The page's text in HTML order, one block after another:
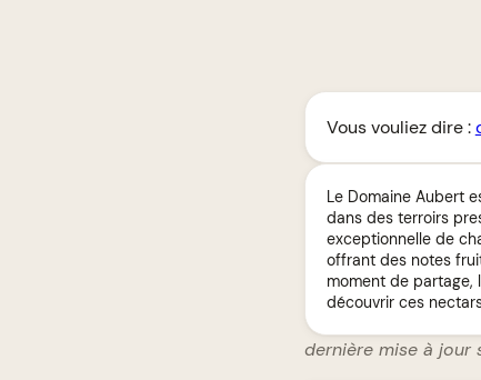
Vous vouliez dire :
Le Domaine Aubert
dans des terroirs
exceptionnelle de
offrant des notes
moment de partage,
découvrir ces
dernière mise à jour